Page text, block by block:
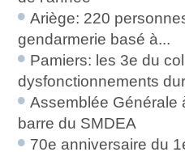
Ariège: 220
gendarmerie basé à...
Pamiers: les 3e du
dysfonctionnements
Assemblée Générale
barre du SMDEA
70e anniversaire du